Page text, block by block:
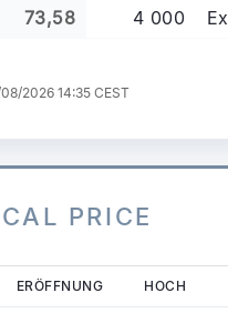
73,58 4 000
2026 14:35 CEST
PRICE
ERÖFFNUNG HOCH